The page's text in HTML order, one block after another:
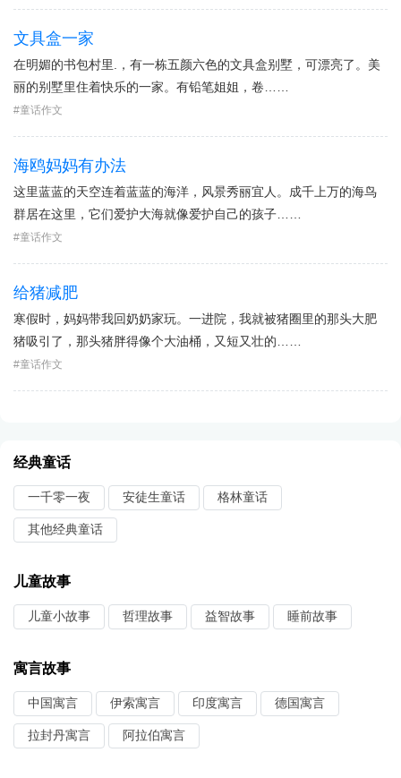
文具盒一家
在明媚的书包村里.，有一栋五颜六色的文具盒别墅，可漂亮了。美
丽的别墅里住着快乐的一家。有铅笔姐姐，卷……
童话作文
海鸥妈妈有办法
这里蓝蓝的天空连着蓝蓝的海洋，风景秀丽宜人。成千上万的海鸟
群居在这里，它们爱护大海就像爱护自己的孩子……
童话作文
给猪减肥
寒假时，妈妈带我回奶奶家玩。一进院，我就被猪圈里的那头大肥
猪吸引了，那头猪胖得像个大油桶，又短又壮的……
童话作文
经典童话
一千零一夜 安徒生童话 格林童话
其他经典童话
儿童故事
儿童小故事 哲理故事 益智故事 睡前故事
寓言故事
中国寓言 伊索寓言 印度寓言 德国寓言
拉封丹寓言 阿拉伯寓言